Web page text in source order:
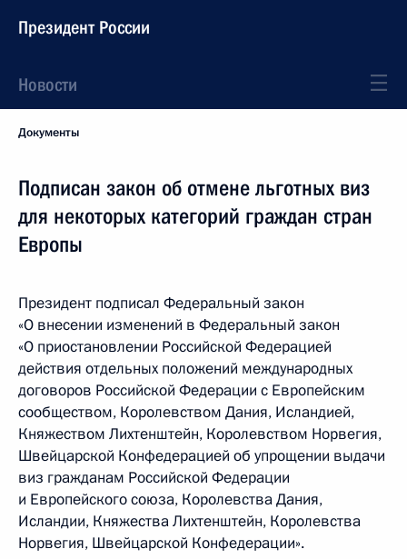
Президент России
Новости
Документы
Подписан закон об отмене льготных виз
для некоторых категорий граждан стран
Европы
Президент подписал Федеральный закон
«О внесении изменений в Федеральный закон
«О приостановлении Российской Федерацией
действия отдельных положений международных
договоров Российской Федерации с Европейским
сообществом, Королевством Дания, Исландией,
Княжеством Лихтенштейн, Королевством Норвегия,
Швейцарской Конфедерацией об упрощении выдачи
виз гражданам Российской Федерации
и Европейского союза, Королевства Дания,
Исландии, Княжества Лихтенштейн, Королевства
Норвегия, Швейцарской Конфедерации».